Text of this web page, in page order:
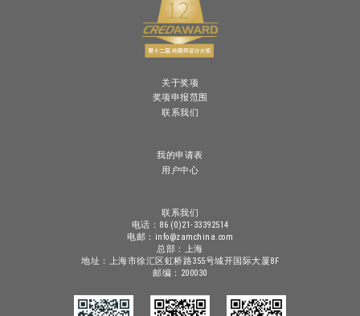
关于奖项
奖项申报范围
联系我们
我的申请表
用户中心
联系我们
电话：86 (0)21-33392514
电邮：info@zamchina.com
总部：上海
地址：上海市徐汇区虹桥路355号城开国际大厦8F
邮编：200030